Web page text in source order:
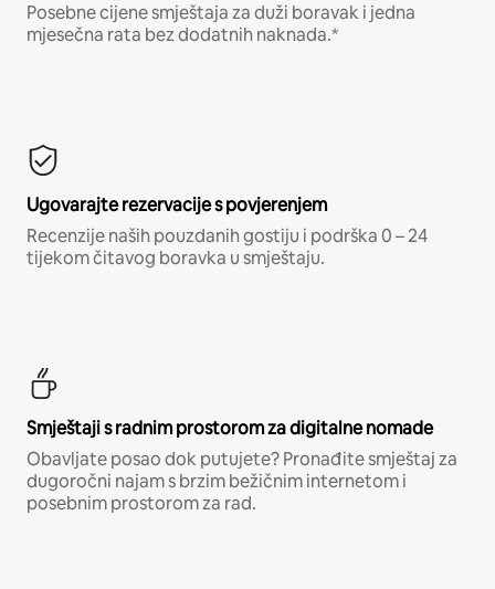
Posebne cijene smještaja za duži boravak i jedna
mjesečna rata bez dodatnih naknada.*
Ugovarajte rezervacije s povjerenjem
Recenzije naših pouzdanih gostiju i podrška 0 – 24
tijekom čitavog boravka u smještaju.
Smještaji s radnim prostorom za digitalne nomade
Obavljate posao dok putujete? Pronađite smještaj za
dugoročni najam s brzim bežičnim internetom i
posebnim prostorom za rad.